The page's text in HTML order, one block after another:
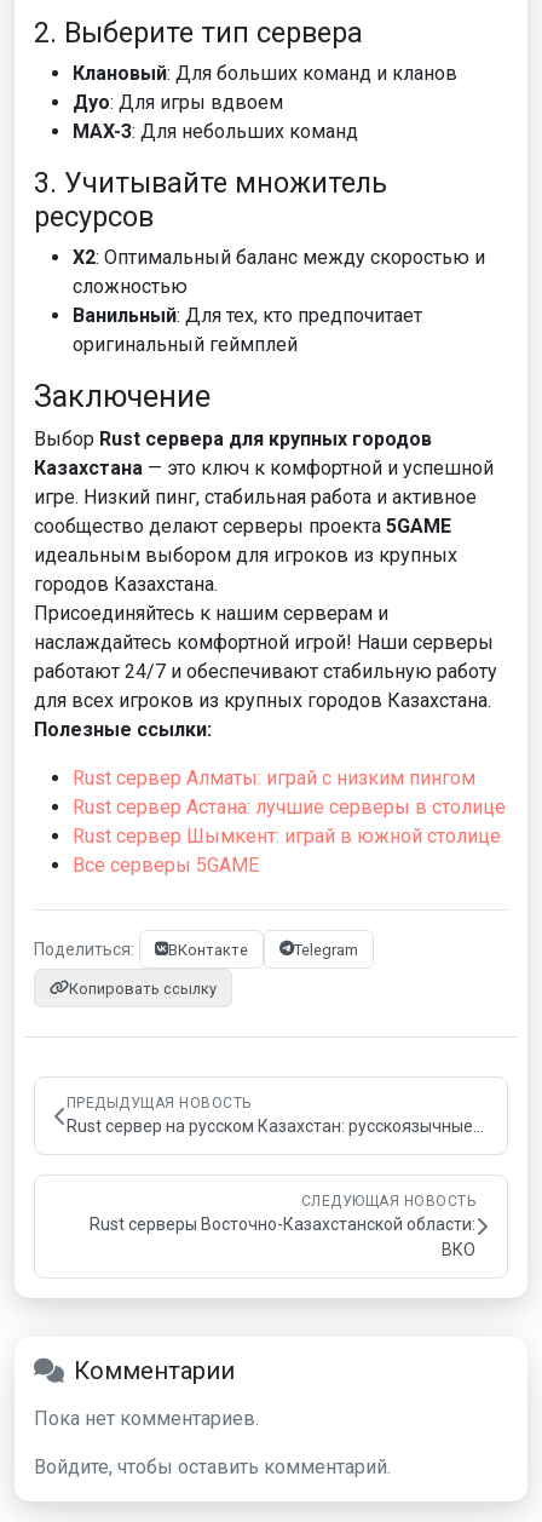
2. Выберите тип сервера
Клановый: Для больших команд и кланов
Дуо: Для игры вдвоем
MAX-3: Для небольших команд
3. Учитывайте множитель
ресурсов
X2: Оптимальный баланс между скоростью и
сложностью
Ванильный: Для тех, кто предпочитает
оригинальный геймплей
Заключение
Выбор Rust сервера для крупных городов
Казахстана — это ключ к комфортной и успешной
игре. Низкий пинг, стабильная работа и активное
сообщество делают серверы проекта 5GAME
идеальным выбором для игроков из крупных
городов Казахстана.
Присоединяйтесь к нашим серверам и
наслаждайтесь комфортной игрой! Наши серверы
работают 24/7 и обеспечивают стабильную работу
для всех игроков из крупных городов Казахстана.
Полезные ссылки:
Rust сервер Алматы: играй с низким пингом
Rust сервер Астана: лучшие серверы в столице
Rust сервер Шымкент: играй в южной столице
Все серверы 5GAME
Поделиться: ВКонтакте Telegram
Копировать ссылку
ПРЕДЫДУЩАЯ НОВОСТЬ
Rust сервер на русском Казахстан: русскоязычные…
СЛЕДУЮЩАЯ НОВОСТЬ
Rust серверы Восточно-Казахстанской области:
ВКО
Комментарии
Пока нет комментариев.
Войдите, чтобы оставить комментарий.